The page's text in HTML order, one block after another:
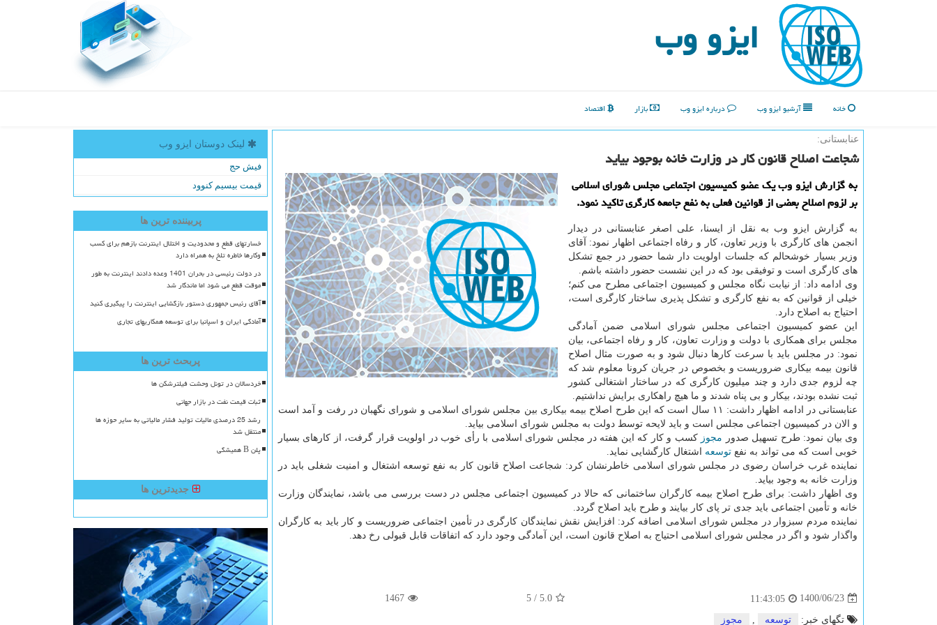
ایزو وب
خانه آرشیو ایزو وب درباره ایزو وب بازار اقتصاد
عنابستانی:
شجاعت اصلاح قانون کار در وزارت خانه بوجود بیاید
به گزارش ایزو وب یک عضو کمیسیون اجتماعی مجلس شورای اسلامی
بر لزوم اصلاح بعضی از قوانین فعلی به نفع جامعه کارگری تاکید نمود.
به گزارش ایزو وب به نقل از ایسنا، علی اصغر عنابستانی در دیدار
انجمن های کارگری با وزیر تعاون، کار و رفاه اجتماعی اظهار نمود: آقای
وزیر بسیار خوشحالم که جلسات اولویت دار شما حضور در جمع تشکل
های کارگری است و توفیقی بود که در این نشست حضور داشته باشم.
وی ادامه داد: از نیابت نگاه مجلس و کمیسیون اجتماعی مطرح می کنم؛
خیلی از قوانین که به نفع کارگری و تشکل پذیری ساختار کارگری است،
احتیاج به اصلاح دارد.
این عضو کمیسیون اجتماعی مجلس شورای اسلامی ضمن آمادگی
مجلس برای همکاری با دولت و وزارت تعاون، کار و رفاه اجتماعی، بیان
نمود: در مجلس باید با سرعت کارها دنبال شود و به صورت مثال اصلاح
قانون بیمه بیکاری ضروریست و بخصوص در جریان کرونا معلوم شد که
چه لزوم جدی دارد و چند میلیون کارگری که در ساختار اشتغالی کشور
ثبت نشده بودند، بیکار و بی پناه شدند و ما هیچ راهکاری برایش نداشتیم.
عنابستانی در ادامه اظهار داشت: ۱۱ سال است که این طرح اصلاح بیمه بیکاری بین مجلس شورای اسلامی و شورای نگهبان در رفت و آمد است
و الان در کمیسیون اجتماعی مجلس است و باید لایحه توسط دولت به مجلس شورای اسلامی بیاید.
وی بیان نمود: طرح تسهیل صدور مجوز کسب و کار که این هفته در مجلس شورای اسلامی با رأی خوب در اولویت قرار گرفت، از کارهای بسیار
خوبی است که می تواند به نفع توسعه اشتغال کارگشایی نماید.
نماینده غرب خراسان رضوی در مجلس شورای اسلامی خاطرنشان کرد: شجاعت اصلاح قانون کار به نفع توسعه اشتغال و امنیت شغلی باید در
وزارت خانه به وجود بیاید.
وی اظهار داشت: برای طرح اصلاح بیمه کارگران ساختمانی که حالا در کمیسیون اجتماعی مجلس در دست بررسی می باشد، نمایندگان وزارت
خانه و تأمین اجتماعی باید جدی تر پای کار بیایند و طرح باید اصلاح گردد.
نماینده مردم سبزوار در مجلس شورای اسلامی اضافه کرد: افزایش نقش نمایندگان کارگری در تأمین اجتماعی ضروریست و کار باید به کارگران
واگذار شود و اگر در مجلس شورای اسلامی احتیاج به اصلاح قانون است، این آمادگی وجود دارد که اتفاقات قابل قبولی رخ دهد.
1400/06/23
11:43:05
5.0
/
5
1467
تگهای خبر: توسعه مجوز
لینک دوستان ایزو وب
فیش حج
قیمت بیسیم کنوود
پربیننده ترین ها
خسارتهای قطع و محدودیت و اختلال اینترنت بازهم برای کسب
وکارها خاطره تلخ به همراه دارد
در دولت رئیسی در بحران 1401 وعده دادند اینترنت به طور
موقت قطع می شود اما ماندگار شد
آقای رئیس جمهوری دستور بازگشایی اینترنت را پیگیری کنید
آمادگی ایران و اسپانیا برای توسعه همکاریهای تجاری
پربحث ترین ها
خردسالان در تونل وحشت فیلترشکن ها
ثبات قیمت نفت در بازار جهانی
رشد 25 درصدی مالیات تولید فشار مالیاتی به سایر حوزه ها
منتقل شد
پلن B همیشگی
جدیدترین ها